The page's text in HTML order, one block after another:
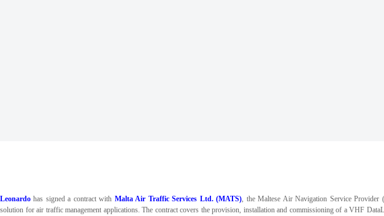
Leonardo has signed a contract with Malta Air Traffic Services Ltd. (MATS), the Maltese Air Navigation Service
solution for air traffic management applications. The contract covers the provision, installation and commissioning of a VHF